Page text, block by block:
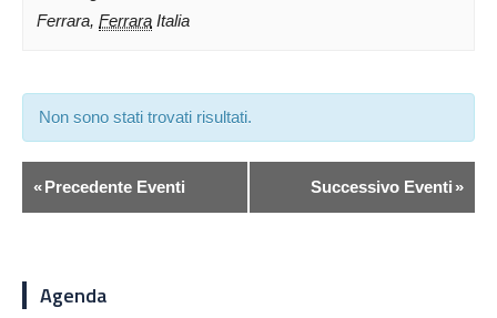
Ferrara, Ferrara Italia
Non sono stati trovati risultati.
«Precedente Eventi Successivo Eventi »
Agenda